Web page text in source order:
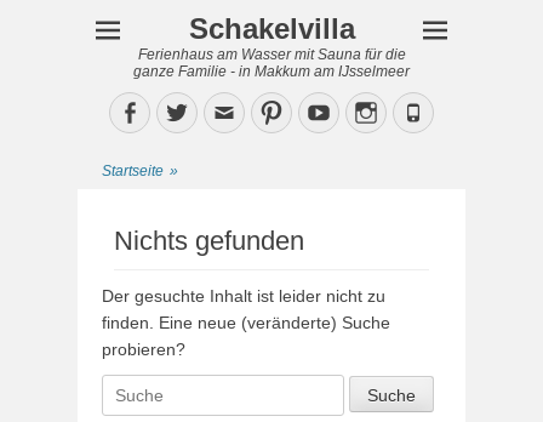
Schakelvilla
Ferienhaus am Wasser mit Sauna für die
ganze Familie - in Makkum am IJsselmeer
Facebook
TwitterEmailPinterestYouTubeInstagram
Phone
Startseite »
Nichts gefunden
Der gesuchte Inhalt ist leider nicht zu
finden. Eine neue (veränderte) Suche
probieren?
Suche
nach: